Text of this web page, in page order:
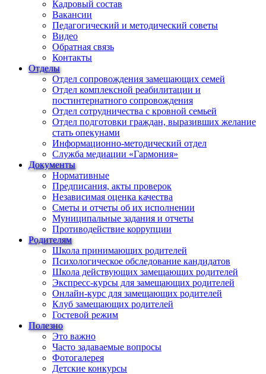
Кадровый состав
Вакансии
Педагогический и методический советы
Видео
Обратная связь
Контакты
Отделы
Отдел сопровождения замещающих семей
Отдел комплексной реабилитации и
постинтернатного сопровождения
Отдел сотрудничества с кровной семьей
Отдел подготовки граждан, выразивших желание
стать опекунами
Информационно-методический отдел
Служба медиации «Гармония»
Документы
Нормативные
Предписания, акты проверок
Независимая оценка качества
Сметы и отчеты об их исполнении
Муниципальные задания и отчеты
Противодействие коррупции
Родителям
Школа принимающих родителей
Психологическое обследование кандидатов
Школа действующих замещающих родителей
Экспресс-курсы для замещающих родителей
Онлайн-курс для замещающих родителей
Клуб замещающих родителей
Гостевой режим
Полезно
Это важно
Часто задаваемые вопросы
Фотогалерея
Детские конкурсы